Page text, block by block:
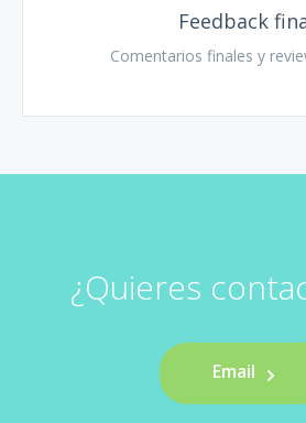
Feedback
Comentarios finales y
¿Quieres
Email